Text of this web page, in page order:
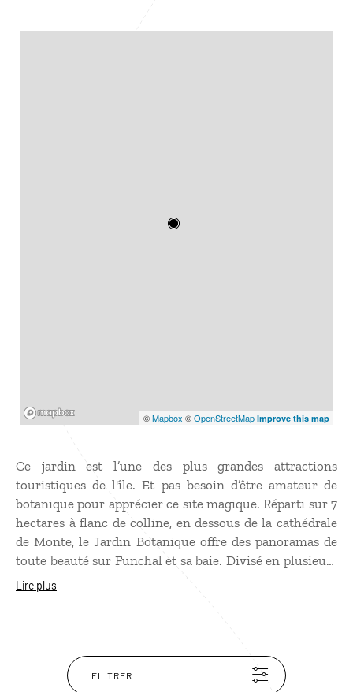
©Mapbox ©OpenStreetMap Improve this map
Ce jardin est l’une des plus grandes attractions
touristiques de l'île. Et pas besoin d’être amateur de
botanique pour apprécier ce site magique. Réparti sur 7
hectares à flanc de colline, en dessous de la cathédrale
de Monte, le Jardin Botanique offre des panoramas de
toute beauté sur Funchal et sa baie. Divisé en plusieurs
sections, il possède près de 10 000 espèces de plantes
musée d’histoire naturelle… et la dégustation d’un verre
de vin de Madère font partie de la visite !
Lire plus
FILTRER